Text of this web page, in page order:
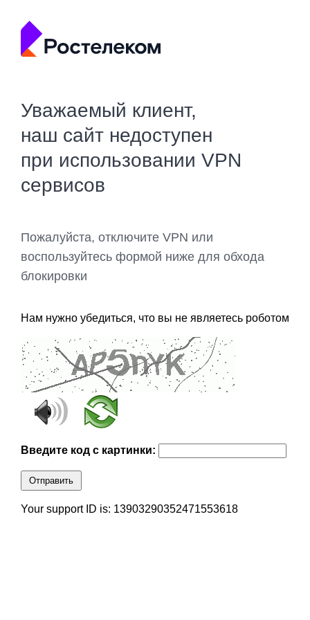
Уважаемый клиент,
наш сайт недоступен
при использовании VPN
сервисов
Пожалуйста, отключите VPN или
воспользуйтесь формой ниже для обхода
блокировки
Нам нужно убедиться, что вы не являетесь роботом
Введите код с картинки:
Отправить
Your support ID is: 13903290352471553618